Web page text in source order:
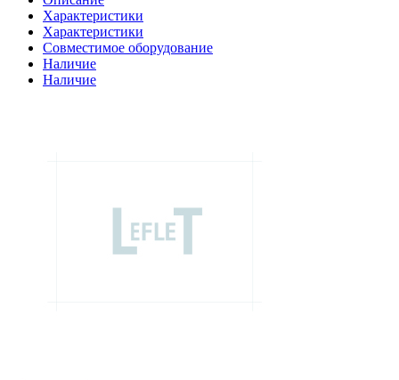
Характеристики
Характеристики
Совместимое оборудование
Наличие
Наличие